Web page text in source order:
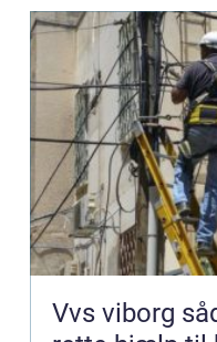
Vvs viborg sådan vælger du den